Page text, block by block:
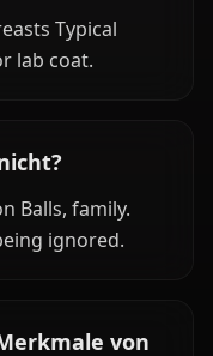
Typical
lab coat.
Balls, family.
ignored.
von